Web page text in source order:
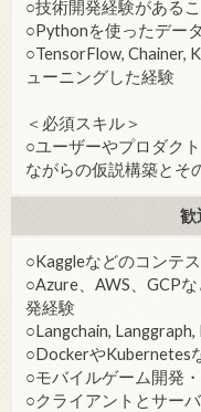
○技術開発経験があるこ
○Pythonを使ったデー
○TensorFlow, Chainer,
ューニングした経験
＜必須スキル＞
○ユーザーやプロダク
ながらの仮説構築とそ
歓
○Kaggleなどのコンテ
○Azure、AWS、GCP
発経験
○Langchain,
○DockerやKubernetes
○モバイルゲーム開発
○クライアントとサー